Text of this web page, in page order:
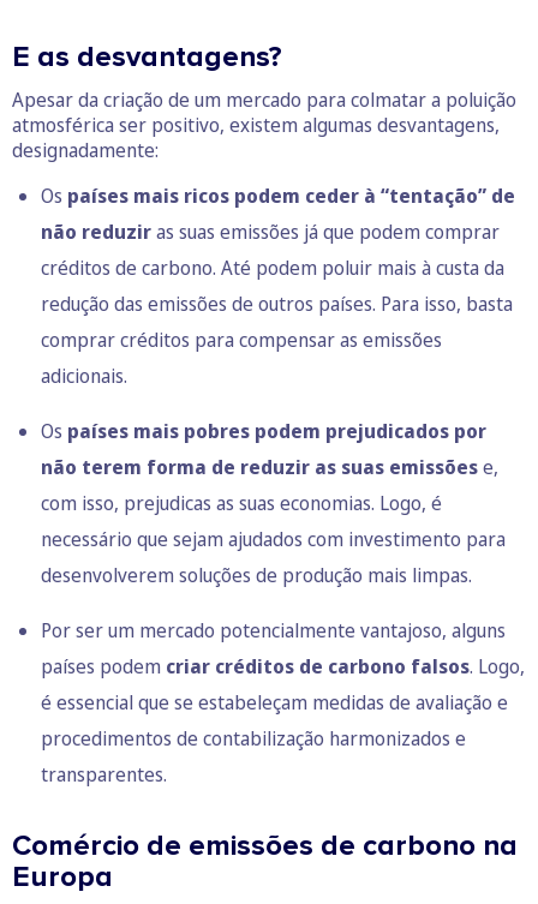
E as desvantagens?
Apesar da criação de um mercado para colmatar a poluição
atmosférica ser positivo, existem algumas desvantagens,
designadamente:
Os países mais ricos podem ceder à “tentação” de
não reduziras suas emissões já que podem comprar
créditos de carbono. Até podem poluir mais à custa da
redução das emissões de outros países. Para isso, basta
comprar créditos para compensar as emissões
adicionais.
Os países mais pobres podem prejudicados por
não terem forma de reduzir as suas emissõese,
com isso, prejudicas as suas economias. Logo, é
necessário que sejam ajudados com investimento para
desenvolverem soluções de produção mais limpas.
Por ser um mercado potencialmente vantajoso, alguns
países podem criar créditos de carbono falsos. Logo,
é essencial que se estabeleçam medidas de avaliação e
procedimentos de contabilização harmonizados e
transparentes.
Comércio de emissões de carbono na
Europa